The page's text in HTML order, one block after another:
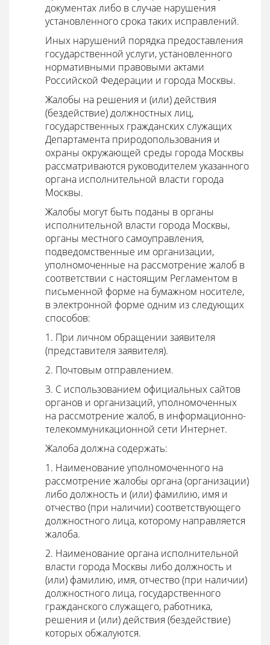
документах либо в случае нарушения
установленного срока таких исправлений.
Иных нарушений порядка предоставления
государственной услуги, установленного
нормативными правовыми актами
Российской Федерации и города Москвы.
Жалобы на решения и (или) действия
(бездействие) должностных лиц,
государственных гражданских служащих
Департамента природопользования и
охраны окружающей среды города Москвы
рассматриваются руководителем указанного
органа исполнительной власти города
Москвы.
Жалобы могут быть поданы в органы
исполнительной власти города Москвы,
органы местного самоуправления,
подведомственные им организации,
уполномоченные на рассмотрение жалоб в
соответствии с настоящим Регламентом в
письменной форме на бумажном носителе,
в электронной форме одним из следующих
способов:
1. При личном обращении заявителя
(представителя заявителя).
2. Почтовым отправлением.
3. С использованием официальных сайтов
органов и организаций, уполномоченных
на рассмотрение жалоб, в информационно-
телекоммуникационной сети Интернет.
Жалоба должна содержать:
1. Наименование уполномоченного на
рассмотрение жалобы органа (организации)
либо должность и (или) фамилию, имя и
отчество (при наличии) соответствующего
должностного лица, которому направляется
жалоба.
2. Наименование органа исполнительной
власти города Москвы либо должность и
(или) фамилию, имя, отчество (при наличии)
должностного лица, государственного
гражданского служащего, работника,
решения и (или) действия (бездействие)
которых обжалуются.